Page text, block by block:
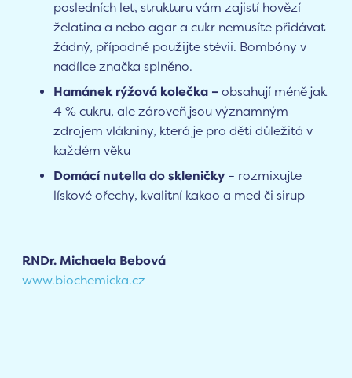
posledních let, strukturu vám zajistí hovězí
želatina a nebo agar a cukr nemusíte přidávat
žádný, případně použijte stévii. Bombóny v
nadílce značka splněno.
Hamánek rýžová kolečka – obsahují méně jak
4 % cukru, ale zároveň jsou významným
zdrojem vlákniny, která je pro děti důležitá v
každém věku
Domácí nutella do skleničky – rozmixujte
lískové ořechy, kvalitní kakao a med či sirup
RNDr. Michaela Bebová
www.biochemicka.cz